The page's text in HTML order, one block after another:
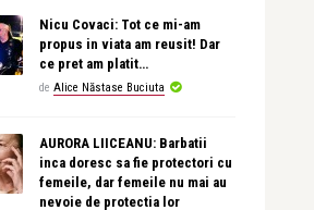
Nicu Covaci: Tot ce mi-am
propus in viata am reusit! Dar
ce pret am platit…
de Alice Năstase Buciuta
AURORA LIICEANU: Barbatii
inca doresc sa fie protectori cu
femeile, dar femeile nu mai au
nevoie de protectia lor